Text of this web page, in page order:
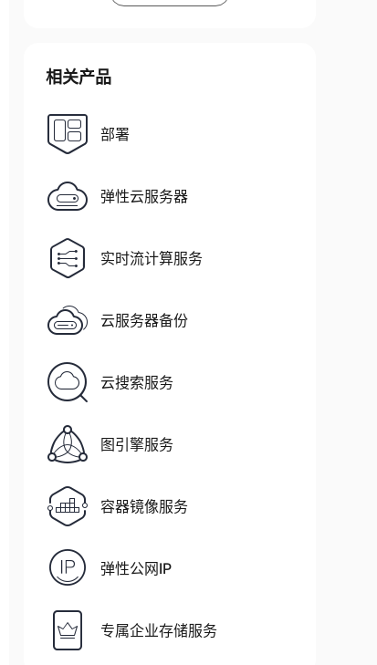
相关产品
部署
弹性云服务器
实时流计算服务
云服务器备份
云搜索服务
图引擎服务
容器镜像服务
弹性公网IP
专属企业存储服务